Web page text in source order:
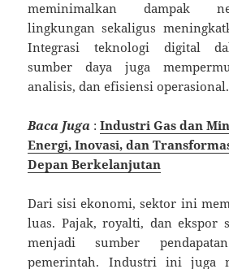
meminimalkan dampak
lingkungan sekaligus
Integrasi teknologi digital
sumber daya juga
analisis, dan efisiensi operasional.
Baca Juga :Industri Gas dan
Energi, Inovasi, dan
Depan Berkelanjutan
Dari sisi ekonomi, sektor ini
luas. Pajak, royalti, dan ekspor
menjadi sumber
pemerintah. Industri ini juga